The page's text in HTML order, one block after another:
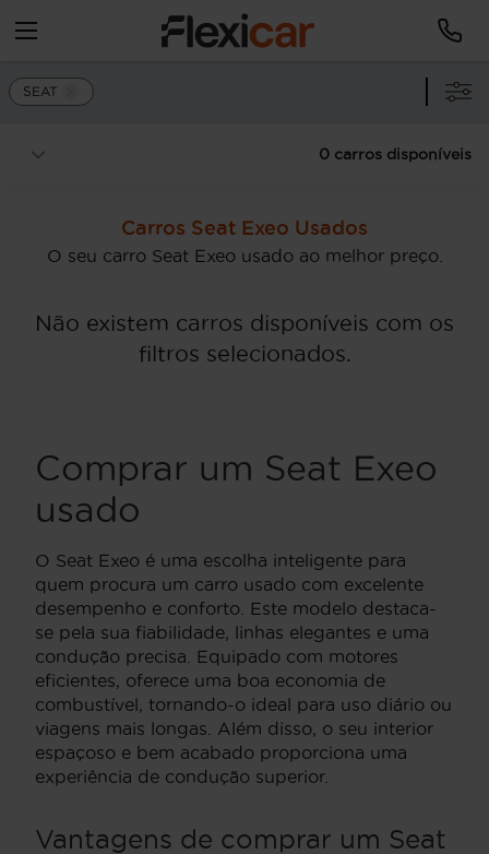
SEAT
0 carros disponíveis
Carros Seat Exeo Usados
O seu carro Seat Exeo usado ao melhor preço.
Não existem carros disponíveis com os
filtros selecionados.
Comprar um Seat Exeo
usado
O Seat Exeo é uma escolha inteligente para
quem procura um carro usado com excelente
desempenho e conforto. Este modelo destaca-
se pela sua fiabilidade, linhas elegantes e uma
condução precisa. Equipado com motores
eficientes, oferece uma boa economia de
combustível, tornando-o ideal para uso diário ou
viagens mais longas. Além disso, o seu interior
espaçoso e bem acabado proporciona uma
experiência de condução superior.
Vantagens de comprar um Seat